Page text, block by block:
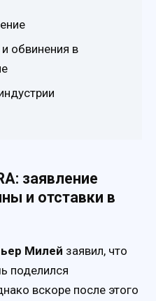
обвинения в
заявление
и отставки в
Милей заявил, что
поделился
вскоре после этого